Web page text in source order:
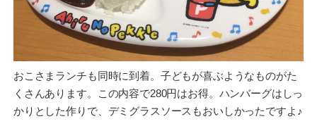
おこさまランチも同時に到着。子どもが喜ぶようなものがた
くさんあります。この内容で280円はお得。ハンバーグはしっ
かりとした作りで、デミグラスソースもおいしかったですよ♪